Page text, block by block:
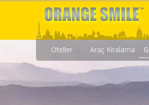
Oteller Araç Kiralama